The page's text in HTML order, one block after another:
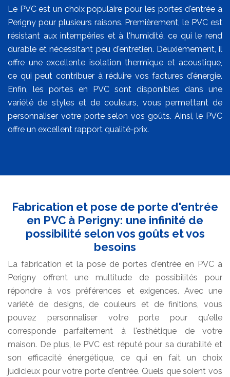
Le PVC est un choix populaire pour les portes d'entrée à
Perigny pour plusieurs raisons. Premièrement, le PVC est
résistant aux intempéries et à l'humidité, ce qui le rend
durable et nécessitant peu d'entretien. Deuxièmement, il
offre une excellente isolation thermique et acoustique,
ce qui peut contribuer à réduire vos factures d'énergie.
Enfin, les portes en PVC sont disponibles dans une
variété de styles et de couleurs, vous permettant de
personnaliser votre porte selon vos goûts. Ainsi, le PVC
offre un excellent rapport qualité-prix.
Fabrication et pose de porte d'entrée
en PVC à Perigny: une infinité de
possibilité selon vos goûts et vos
besoins
La fabrication et la pose de portes d'entrée en PVC à
Perigny offrent une multitude de possibilités pour
répondre à vos préférences et exigences. Avec une
variété de designs, de couleurs et de finitions, vous
pouvez personnaliser votre porte pour qu'elle
corresponde parfaitement à l'esthétique de votre
maison. De plus, le PVC est réputé pour sa durabilité et
son efficacité énergétique, ce qui en fait un choix
judicieux pour votre porte d'entrée. Quels que soient vos